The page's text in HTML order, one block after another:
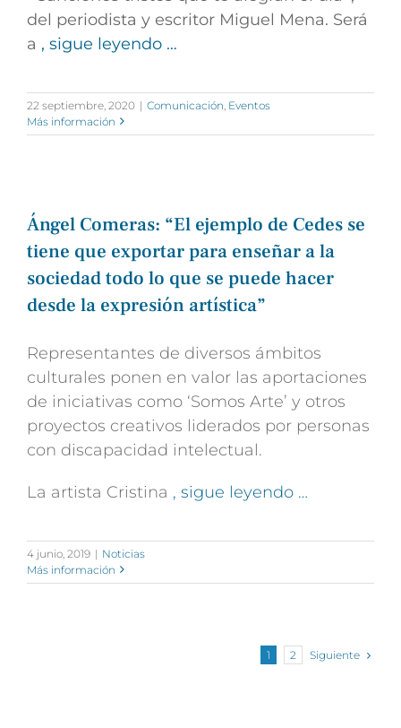
del periodista y escritor Miguel Mena. Será
a , sigue leyendo …
22 septiembre, 2020 | Comunicación Eventos
Más información
Ángel Comeras: “El ejemplo de Cedes se
tiene que exportar para enseñar a la
sociedad todo lo que se puede hacer
desde la expresión artística”
Representantes de diversos ámbitos
culturales ponen en valor las aportaciones
de iniciativas como ‘Somos Arte’ y otros
proyectos creativos liderados por personas
con discapacidad intelectual.
La artista Cristina , sigue leyendo …
4 junio, 2019 | Noticias
Más información
1 2 Siguiente